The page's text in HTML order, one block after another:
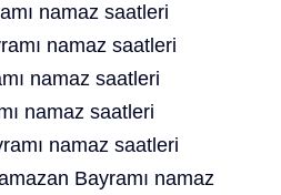
namaz saatleri
namaz saatleri
namaz saatleri
namaz saatleri
namaz saatleri
Bayramı namaz